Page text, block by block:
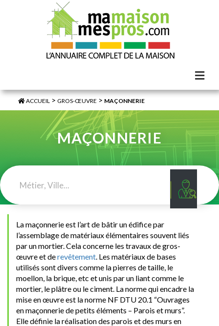
ACCUEIL >GROS-ŒUVRE > MAÇONNERIE
MAÇONNERIE
La maçonnerie est l’art de bâtir un édifice par
l’assemblage de matériaux élémentaires souvent liés
par un mortier. Cela concerne les travaux de gros-
œuvre et derevêtement. Les matériaux de bases
utilisés sont divers comme la pierres de taille, le
moellon, la brique, etc et unis par un liant comme le
mortier, le plâtre ou le ciment. La norme qui encadre la
mise en œuvre est la norme NF DTU 20.1 “Ouvrages
en maçonnerie de petits éléments – Parois et murs”.
Elle définie la réalisation des parois et des murs en